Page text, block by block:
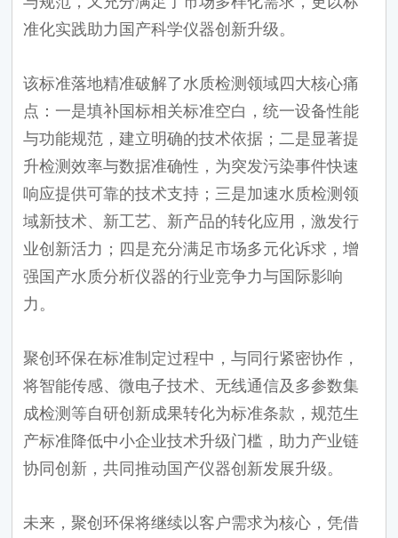
准化实践助力国产科学仪器创新升级。
该标准落地精准破解了水质检测领域四大核心痛
点：一是填补国标相关标准空白，统一设备性能
与功能规范，建立明确的技术依据；二是显著提
升检测效率与数据准确性，为突发污染事件快速
响应提供可靠的技术支持；三是加速水质检测领
域新技术、新工艺、新产品的转化应用，激发行
业创新活力；四是充分满足市场多元化诉求，增
强国产水质分析仪器的行业竞争力与国际影响
力。
聚创环保在标准制定过程中，与同行紧密协作，
将智能传感、微电子技术、无线通信及多参数集
成检测等自研创新成果转化为标准条款，规范生
产标准降低中小企业技术升级门槛，助力产业链
协同创新，共同推动国产仪器创新发展升级。
未来，聚创环保将继续以客户需求为核心，凭借